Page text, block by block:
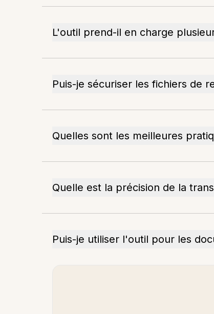
L'outil prend-il en charge
Puis-je sécuriser les fichiers de
Quelles sont les meilleures
Quelle est la précision de la
Puis-je utiliser l'outil pour les